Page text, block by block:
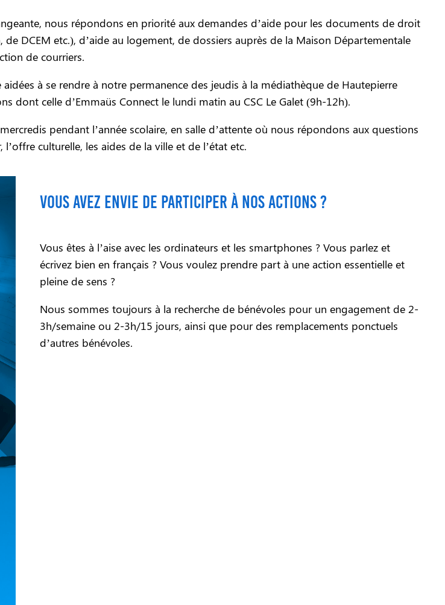
nous répondons en priorité aux demandes d’aide pour les documents de droit
DCEM etc.), d’aide au logement, de dossiers auprès de la Maison Départementale
de courriers.
à se rendre à notre permanence des jeudis à la médiathèque de Hautepierre
dont celle d’Emmaüs Connect le lundi matin au CSC Le Galet (9h-12h).
pendant l’année scolaire, en salle d’attente où nous répondons aux questions
culturelle, les aides de la ville et de l’état etc.
Vous avez envie de participer à nos actions ?
Vous êtes à l’aise avec les ordinateurs et les smartphones ? Vous parlez et
écrivez bien en français ? Vous voulez prendre part à une action essentielle et
pleine de sens ?
Nous sommes toujours à la recherche de bénévoles pour un engagement de 2-
3h/semaine ou 2-3h/15 jours, ainsi que pour des remplacements ponctuels
d’autres bénévoles.